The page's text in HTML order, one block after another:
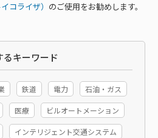
コライザ） のご使用をお勧めします。
るキーワード
鉄道 電力 石油・ガス
医療 ビルオートメーション
インテリジェント交通システム